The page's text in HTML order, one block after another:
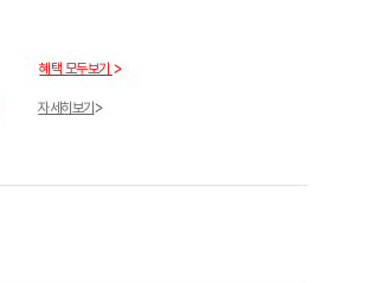
혜택 모두보기
자세히보기